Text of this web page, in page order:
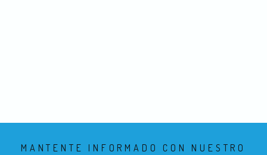
MANTENTE INFORMADO CON NUESTRO